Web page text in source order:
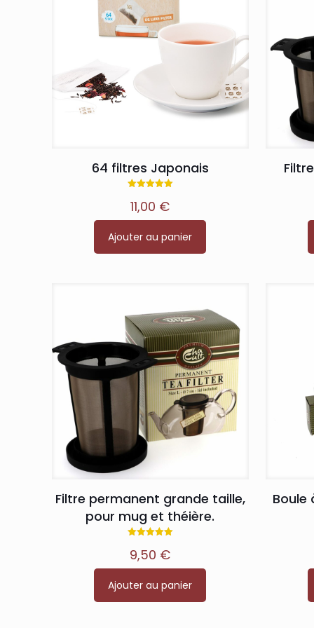
64 filtres Japonais
5.00
sur 5
11,00 €
Ajouter au panier
Filtre permanent grande taille,
pour mug et théière.
5.00
sur 5
9,50 €
Ajouter au panier
Boule